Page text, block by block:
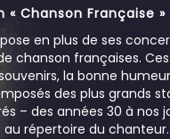
« Chanson Française »
en plus de ses
chanson françaises.
la bonne
des plus grands
– des années 30 à nos
répertoire du chanteur.